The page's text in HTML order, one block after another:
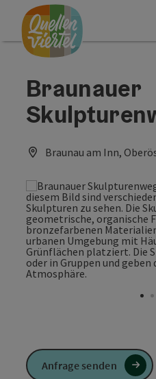
Zum Inhalt
Zur Navigation
Zum Seitenanfang
Braunauer
Braunau am Inn,
Anfrage senden